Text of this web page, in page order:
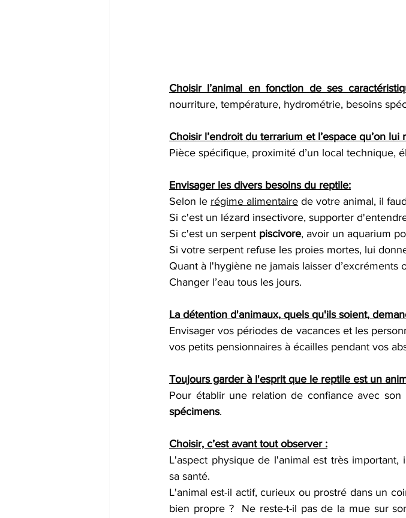
Choisir l’animal en fonction de ses
nourriture, température, hydrométrie, besoins
Choisir l’endroit du terrarium et l’espace qu’on lui
Pièce spécifique, proximité d’un local technique,
Envisager les divers besoins du reptile:
Selon le régime alimentaire de votre animal, il
Si c'est un lézard insectivore, supporter
Si c'est un serpent piscivore, avoir un aquarium
Si votre serpent refuse les proies mortes, lui
Quant à l'hygiène ne jamais laisser
Changer l’eau tous les jours.
La détention d'animaux, quels qu'ils soient,
Envisager vos périodes de vacances et les
vos petits pensionnaires à écailles pendant vos
Toujours garder à l'esprit que le reptile est un
Pour établir une relation de confiance avec
spécimens.
Choisir, c’est avant tout observer :
L'aspect physique de l'animal est très
sa santé.
L'animal est-il actif, curieux ou prostré dans un
bien propre ?  Ne reste-t-il pas de la mue sur